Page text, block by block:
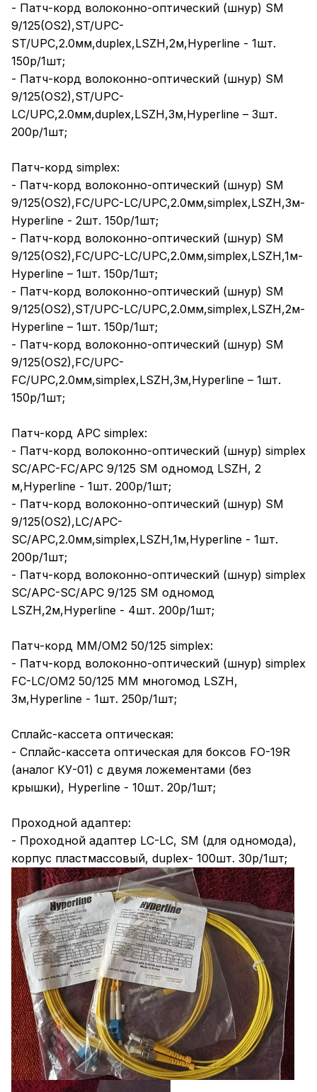
- Патч-корд волоконно-оптический (шнур) SM
9/125(OS2),ST/UPC-
ST/UPC,2.0мм,duplex,LSZH,2м,Hyperline - 1шт.
150р/1шт;
- Патч-корд волоконно-оптический (шнур) SM
9/125(OS2),ST/UPC-
LC/UPC,2.0мм,duplex,LSZH,3м,Hyperline – 3шт.
200р/1шт;
Патч-корд simplex:
- Патч-корд волоконно-оптический (шнур) SM
9/125(OS2),FC/UPC-LC/UPC,2.0мм,simplex,LSZH,3м-
Hyperline - 2шт. 150р/1шт;
- Патч-корд волоконно-оптический (шнур) SM
9/125(OS2),FC/UPC-LC/UPC,2.0мм,simplex,LSZH,1м-
Hyperline – 1шт. 150р/1шт;
- Патч-корд волоконно-оптический (шнур) SM
9/125(OS2),ST/UPC-LC/UPC,2.0мм,simplex,LSZH,2м-
Hyperline – 1шт. 150р/1шт;
- Патч-корд волоконно-оптический (шнур) SM
9/125(OS2),FC/UPC-
FC/UPC,2.0мм,simplex,LSZH,3м,Hyperline – 1шт.
150р/1шт;
Патч-корд APC simplex:
- Патч-корд волоконно-оптический (шнур) simplex
SC/APC-FC/APC 9/125 SM одномод LSZH, 2
м,Hyperline - 1шт. 200р/1шт;
- Патч-корд волоконно-оптический (шнур) SM
9/125(OS2),LC/APC-
SC/APC,2.0мм,simplex,LSZH,1м,Hyperline - 1шт.
200р/1шт;
- Патч-корд волоконно-оптический (шнур) simplex
SC/APC-SC/APC 9/125 SM одномод
LSZH,2м,Hyperline - 4шт. 200р/1шт;
Патч-корд MM/OM2 50/125 simplex:
- Патч-корд волоконно-оптический (шнур) simplex
FC-LC/OM2 50/125 MM многомод LSZH,
3м,Hyperline - 1шт. 250р/1шт;
Сплайс-кассета оптическая:
- Сплайс-кассета оптическая для боксов FO-19R
(аналог КУ-01) с двумя ложементами (без
крышки), Hyperline - 10шт. 20р/1шт;
Проходной адаптер:
- Проходной адаптер LC-LC, SM (для одномода),
корпус пластмассовый, duplex- 100шт. 30р/1шт;